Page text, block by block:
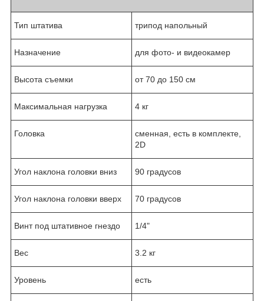
Тип штатива трипод напольный
Назначение для фото- и видеокамер
Высота съемки от 70 до 150 см
Максимальная нагрузка 4 кг
Головка
сменная, есть в комплекте,
2D
Угол наклона головки вниз 90 градусов
Угол наклона головки вверх 70 градусов
Винт под штативное гнездо 1/4"
Вес 3.2 кг
Уровень есть